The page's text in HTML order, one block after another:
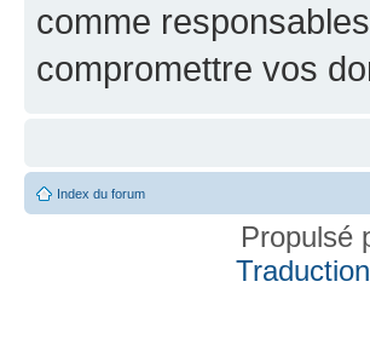
comme
compromettre vos
Index du forum
Propulsé